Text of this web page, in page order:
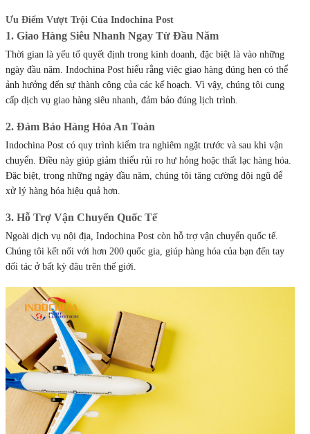
Ưu Điểm Vượt Trội Của Indochina Post
1. Giao Hàng Siêu Nhanh Ngay Từ Đầu Năm
Thời gian là yếu tố quyết định trong kinh doanh, đặc biệt là vào những
ngày đầu năm. Indochina Post hiểu rằng việc giao hàng đúng hẹn có thể
ảnh hưởng đến sự thành công của các kế hoạch. Vì vậy, chúng tôi cung
cấp dịch vụ giao hàng siêu nhanh, đảm bảo đúng lịch trình.
2. Đảm Bảo Hàng Hóa An Toàn
Indochina Post có quy trình kiểm tra nghiêm ngặt trước và sau khi vận
chuyển. Điều này giúp giảm thiểu rủi ro hư hỏng hoặc thất lạc hàng hóa.
Đặc biệt, trong những ngày đầu năm, chúng tôi tăng cường đội ngũ để
xử lý hàng hóa hiệu quả hơn.
3. Hỗ Trợ Vận Chuyển Quốc Tế
Ngoài dịch vụ nội địa, Indochina Post còn hỗ trợ vận chuyển quốc tế.
Chúng tôi kết nối với hơn 200 quốc gia, giúp hàng hóa của bạn đến tay
đối tác ở bất kỳ đâu trên thế giới.